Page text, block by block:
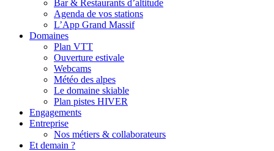
Bar & Restaurants d’altitude
Agenda de vos stations
L’App Grand Massif
Domaines
Plan VTT
Ouverture estivale
Webcams
Météo des alpes
Le domaine skiable
Plan pistes HIVER
Engagements
Entreprise
Nos métiers & collaborateurs
Et demain ?